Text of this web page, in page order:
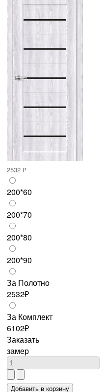
2532 ₽
200*60
200*70
200*80
200*90
За Полотно
2532₽
За Комплект
6102₽
Заказать
замер